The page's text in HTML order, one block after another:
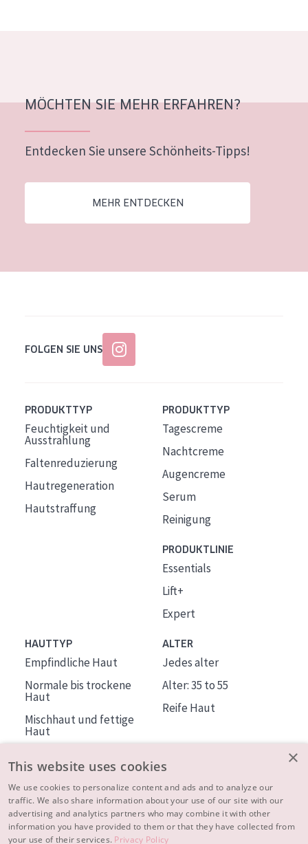
Mischhaut und fettige Haut
Reife Haut
Der Sonne ausgesetzte Haut
Jedes alter
Reife Haut
MÖCHTEN SIE MEHR ERFAHREN?
Entdecken Sie unsere Schönheits-Tipps!
MEHR ENTDECKEN
FOLGEN SIE UNS
PRODUKTTYP
Feuchtigkeit und
Ausstrahlung
Faltenreduzierung
Hautregeneration
Hautstraffung
PRODUKTTYP
Tagescreme
Nachtcreme
Augencreme
Serum
Reinigung
PRODUKTLINIE
Essentials
Lift+
Expert
HAUTTYP
Empfindliche Haut
Normale bis trockene
Haut
Mischhaut und fettige
Haut
Haut
ALTER
Jedes alter
Alter: 35 to 55
Reife Haut
ÜBER DIADERMINE
Mehr über uns
×
This website uses cookies
We use cookies to personalize content and ads and to analyze our
traffic. We also share information about your use of our site with our
advertising and analytics partners who may combine it with other
information you have provided to them or that they have collected from
your use of their services. Privacy Policy